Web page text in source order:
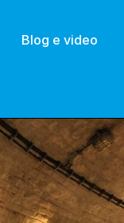
Blog e video